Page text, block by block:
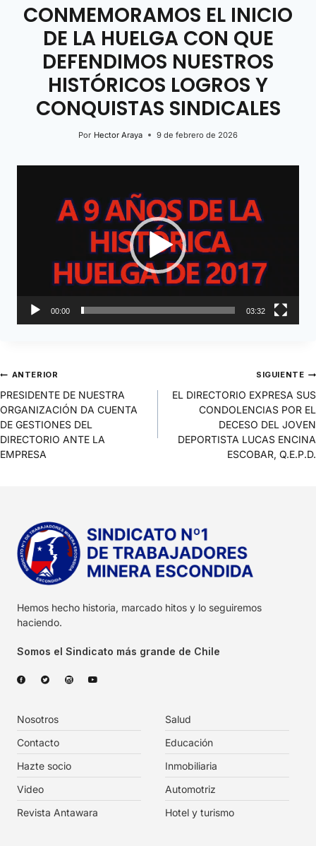
CONMEMORAMOS EL INICIO
DE LA HUELGA CON QUE
DEFENDIMOS NUESTROS
HISTÓRICOS LOGROS Y
CONQUISTAS SINDICALES
Por Hector Araya 9 de febrero de 2026
í
d
e
o
00:00 03:32
ANTERIOR
PRESIDENTE DE NUESTRA
ORGANIZACIÓN DA CUENTA
DE GESTIONES DEL
DIRECTORIO ANTE LA
EMPRESA
SIGUIENTE
EL DIRECTORIO EXPRESA SUS
CONDOLENCIAS POR EL
DECESO DEL JOVEN
DEPORTISTA LUCAS ENCINA
ESCOBAR, Q.E.P.D.
Hemos hecho historia, marcado hitos y lo seguiremos
haciendo.
Somos el Sindicato más grande de Chile
Nosotros
Contacto
Hazte socio
Video
Revista Antawara
Salud
Educación
Inmobiliaria
Automotriz
Hotel y turismo